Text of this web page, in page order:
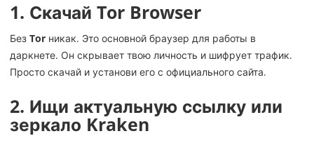
1. Скачай Tor Browser
Без Tor никак. Это основной браузер для работы в
даркнете. Он скрывает твою личность и шифрует трафик.
Просто скачай и установи его с официального сайта.
2. Ищи актуальную ссылку или
зеркало Kraken